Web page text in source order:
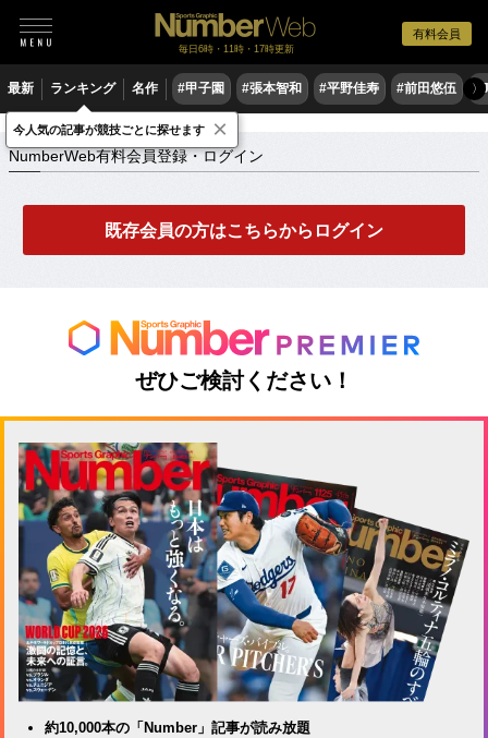
有料会員
毎日6時・11時・17時更新
最新 ランキング 名作 #甲子園 #張本智和 #平野佳寿 #前田悠伍 〉
NumberWeb有料会員登録・ログイン
NumberWeb有料会員登録・ログイン
既存会員の方はこちらからログイン
ぜひご検討ください！
約10,000本の「Number」記事が読み放題
今人気の記事が競技ごとに探せます ×